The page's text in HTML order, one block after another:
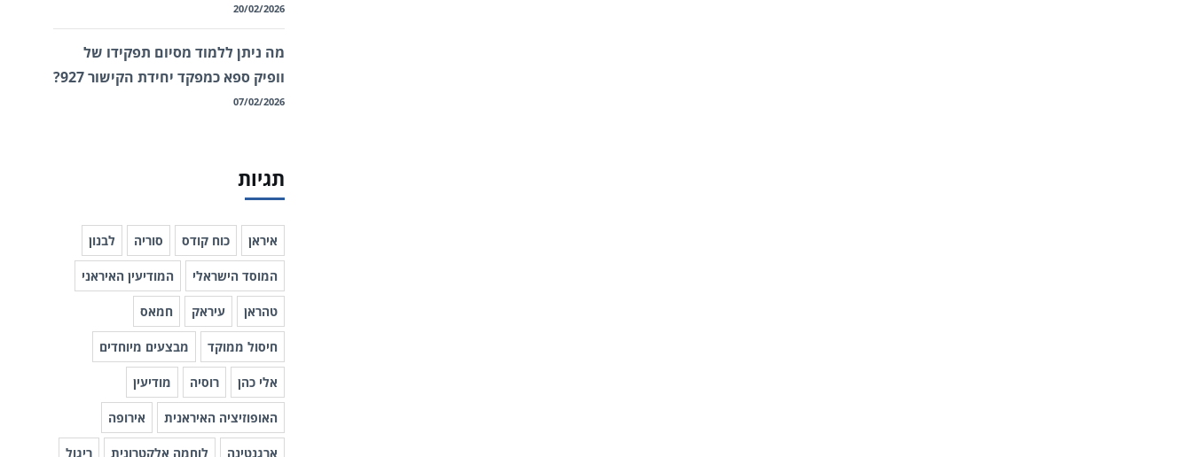
20/02/2026
מה ניתן ללמוד מסיום תפקידו של
וופיק ספא כמפקד יחידת הקישור 927?
07/02/2026
תגיות
איראן כוח קודס סוריה לבנון
המוסד הישראלי המודיעין האיראני
טהראן עיראק חמאס
חיסול ממוקד מבצעים מיוחדים
אלי כהן רוסיה מודיעין
האופוזיציה האיראנית אירופה
ארגנטינה לוחמה אלקטרונית ריגול